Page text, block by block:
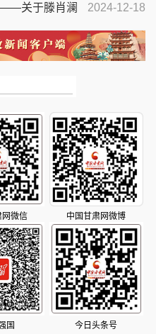
2024-12-18
——关于滕肖澜
网微信 中国甘肃网微博
国 今日头条号